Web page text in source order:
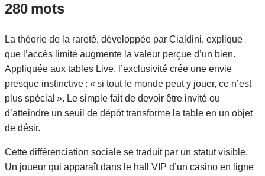
280 mots
La théorie de la rareté, développée par Cialdini, explique
que l’accès limité augmente la valeur perçue d’un bien.
Appliquée aux tables Live, l’exclusivité crée une envie
presque instinctive : « si tout le monde peut y jouer, ce n’est
plus spécial ». Le simple fait de devoir être invité ou
d’atteindre un seuil de dépôt transforme la table en un objet
de désir.
Cette différenciation sociale se traduit par un statut visible.
Un joueur qui apparaît dans le hall VIP d’un casino en ligne